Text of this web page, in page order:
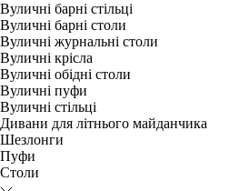
Вуличні барні стільці
Вуличні барні столи
Вуличні журнальні столи
Вуличні крісла
Вуличні обідні столи
Вуличні пуфи
Вуличні стільці
Дивани для літнього майданчика
Шезлонги
Пуфи
Столи